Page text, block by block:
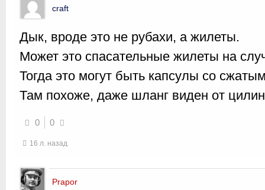
craft
Дык, вроде это не рубахи, а жилеты.
Может это спасательные жилеты на
Тогда это могут быть капсулы со
Там похоже, даже шланг виден от
0 0
16 л. назад
Prapor